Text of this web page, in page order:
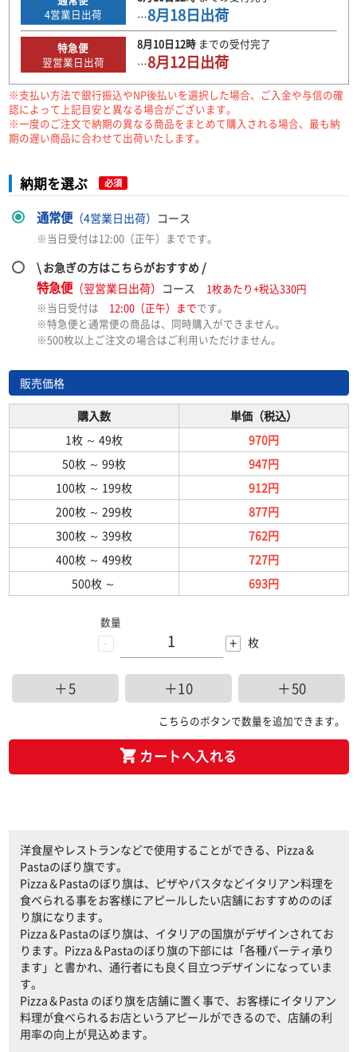
4営業日出荷
…8月18日出荷
特急便
翌営業日出荷
8月10日12時までの受付完了
…8月12日出荷
※支払い方法で銀行振込やNP後払いを選択した場合、ご入金や与信の確
認によって上記目安と異なる場合がございます。
※一度のご注文で納期の異なる商品をまとめて購入される場合、最も納
期の遅い商品に合わせて出荷いたします。
納期を選ぶ 必須
通常便（4営業日出荷） コース
※当日受付は12:00（正午）までです。
\ お急ぎの方はこちらがおすすめ /
特急便（翌営業日出荷） コース
1枚あたり+税込330円
※当日受付は 12:00（正午）までです。
※特急便と通常便の商品は、同時購入ができません。
※500枚以上ご注文の場合はご利用いただけません。
販売価格
購入数
単価（税込）
1枚 ～ 49枚
970円
50枚 ～ 99枚
947円
100枚 ～ 199枚
912円
200枚 ～ 299枚
877円
300枚 ～ 399枚
762円
400枚 ～ 499枚
727円
500枚 ～ 693円
-
数量
+ 枚
＋5 ＋10 ＋50
こちらのボタンで数量を追加できます。
カートへ入れる
洋食屋やレストランなどで使用することができる、Pizza＆
Pastaのぼり旗です。
Pizza＆Pastaのぼり旗は、ピザやパスタなどイタリアン料理を
食べられる事をお客様にアピールしたい店舗におすすめののぼ
り旗になります。
Pizza＆Pastaのぼり旗は、イタリアの国旗がデザインされてお
ります。Pizza＆Pastaのぼり旗の下部には「各種パーティ承り
ます」と書かれ、通行者にも良く目立つデザインになっていま
す。
Pizza＆Pasta のぼり旗を店舗に置く事で、お客様にイタリアン
料理が食べられるお店というアピールができるので、店舗の利
用率の向上が見込めます。